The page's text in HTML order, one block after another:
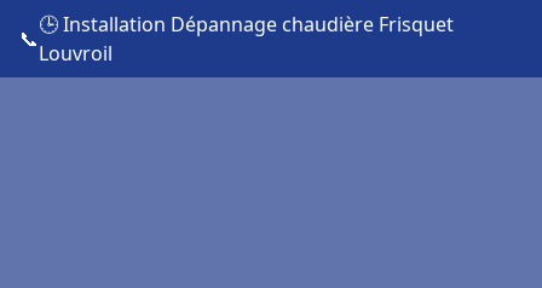
📞
🕒 Installation Dépannage chaudière Frisquet
Louvroil